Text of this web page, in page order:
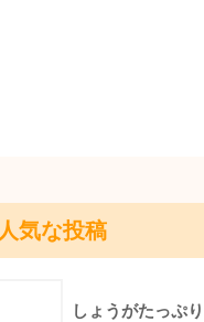
人気な投稿
しょうがたっぷ